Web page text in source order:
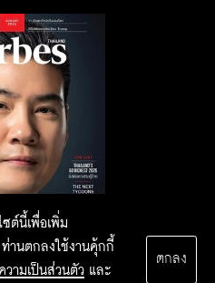
ต์นี้เพื่อเพิ่ม
านตกลงใช้งานคุ้กกี้
วามเป็นส่วนตัว และ
ตกลง